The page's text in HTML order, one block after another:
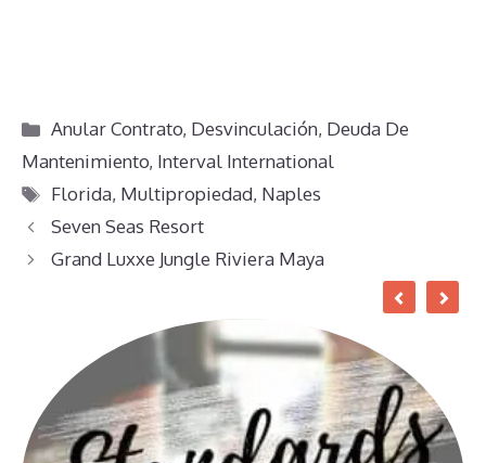
Categorías
Anular Contrato, Desvinculación, Deuda De
Mantenimiento, Interval International
Etiquetas
Florida, Multipropiedad, Naples
Seven Seas Resort
Grand Luxxe Jungle Riviera Maya